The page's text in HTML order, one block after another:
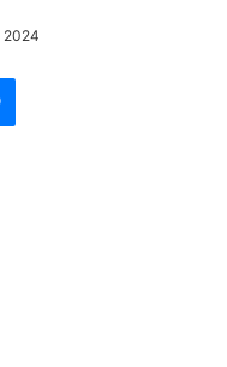
2024
Messenger